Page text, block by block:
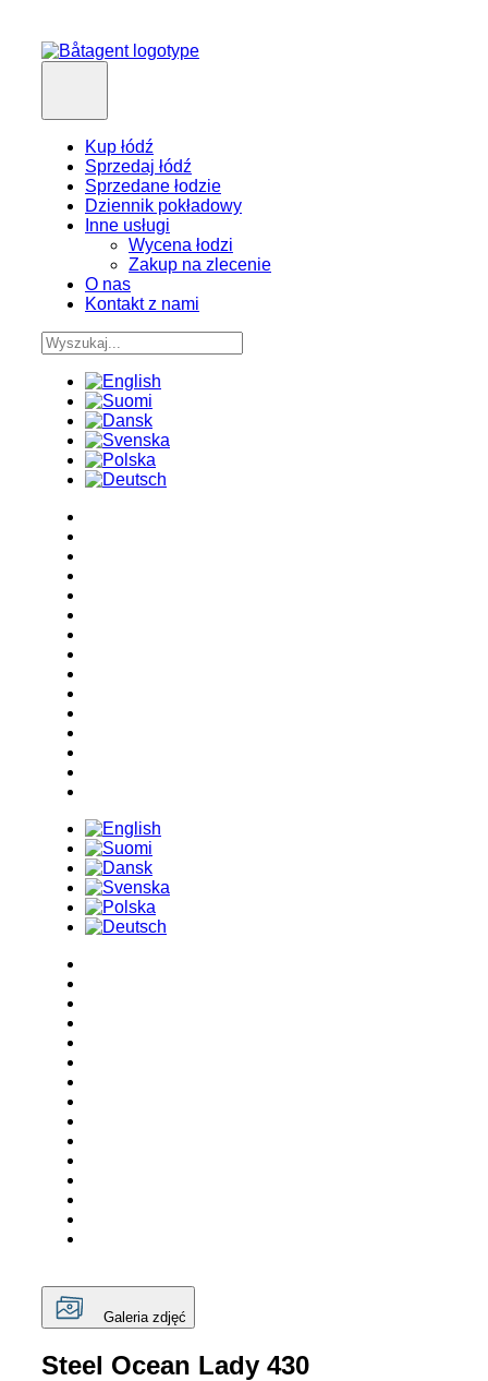
Kup łódź
Sprzedaj łódź
Sprzedane łodzie
Dziennik pokładowy
Inne usługi
Wycena łodzi
Zakup na zlecenie
O nas
Kontakt z nami
Galeria zdjęć
Steel Ocean Lady 430